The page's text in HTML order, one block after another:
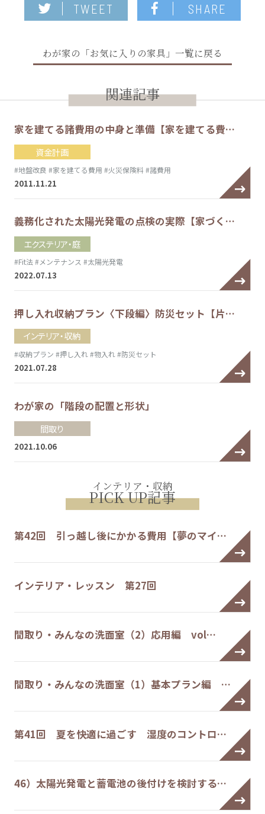
TWEET SHARE
わが家の「お気に入りの家具」一覧に戻る
関連記事
家を建てる諸費用の中身と準備【家を建てる費…
資金計画
#地盤改良 #家を建てる費用 #火災保険料 #諸費用
2011.11.21
義務化された太陽光発電の点検の実際【家づく…
エクステリア・庭
#Fit法#メンテナンス #太陽光発電
2022.07.13
押し入れ収納プラン〈下段編〉防災セット【片…
インテリア・収納
#収納プラン #押し入れ#物入れ#防災セット
2021.07.28
わが家の「階段の配置と形状」
間取り
2021.10.06
インテリア・収納
PICK UP記事
第42回 引っ越し後にかかる費用【夢のマイ…
インテリア・レッスン 第27回
間取り・みんなの洗面室（2）応用編 vol…
間取り・みんなの洗面室（1）基本プラン編 …
第41回 夏を快適に過ごす 湿度のコントロ…
46）太陽光発電と蓄電池の後付けを検討する…